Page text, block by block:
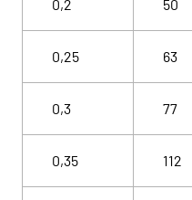
0,2 50
0,25 63
0,3 77
0,35 112